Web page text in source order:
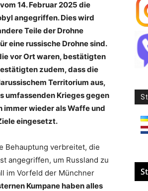
14. Februar 2025 die
angegriffen. Dies wird
Teile der Drohne
eine russische Drohne sind.
vor Ort waren, bestätigten
zudem, dass die
Territorium aus,
umfassenden Krieges gegen
immer wieder als Waffe und
eingesetzt.
Behauptung verbreitet, die
angegriffen, um Russland zu
im Vorfeld der Münchner
Kumpane haben alles